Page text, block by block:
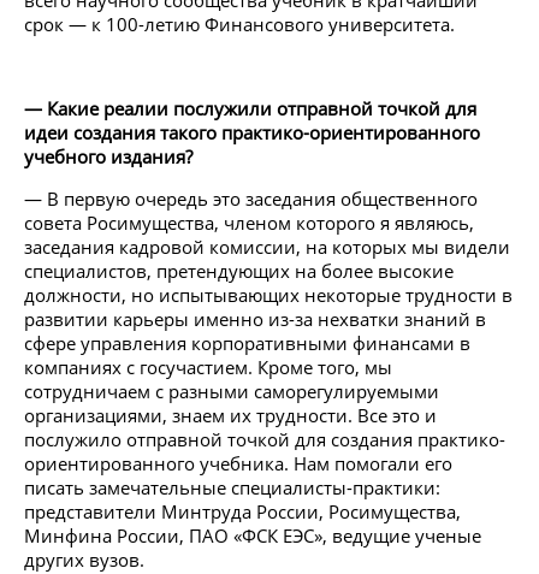
срок — к 100-летию Финансового университета.
— Какие реалии послужили отправной точкой для
идеи создания такого практико-ориентированного
учебного издания?
— В первую очередь это заседания общественного
совета Росимущества, членом которого я являюсь,
заседания кадровой комиссии, на которых мы видели
специалистов, претендующих на более высокие
должности, но испытывающих некоторые трудности в
развитии карьеры именно из-за нехватки знаний в
сфере управления корпоративными финансами в
компаниях с госучастием. Кроме того, мы
сотрудничаем с разными саморегулируемыми
организациями, знаем их трудности. Все это и
послужило отправной точкой для создания практико-
ориентированного учебника. Нам помогали его
писать замечательные специалисты-практики:
представители Минтруда России, Росимущества,
Минфина России, ПАО «ФСК ЕЭС», ведущие ученые
других вузов.